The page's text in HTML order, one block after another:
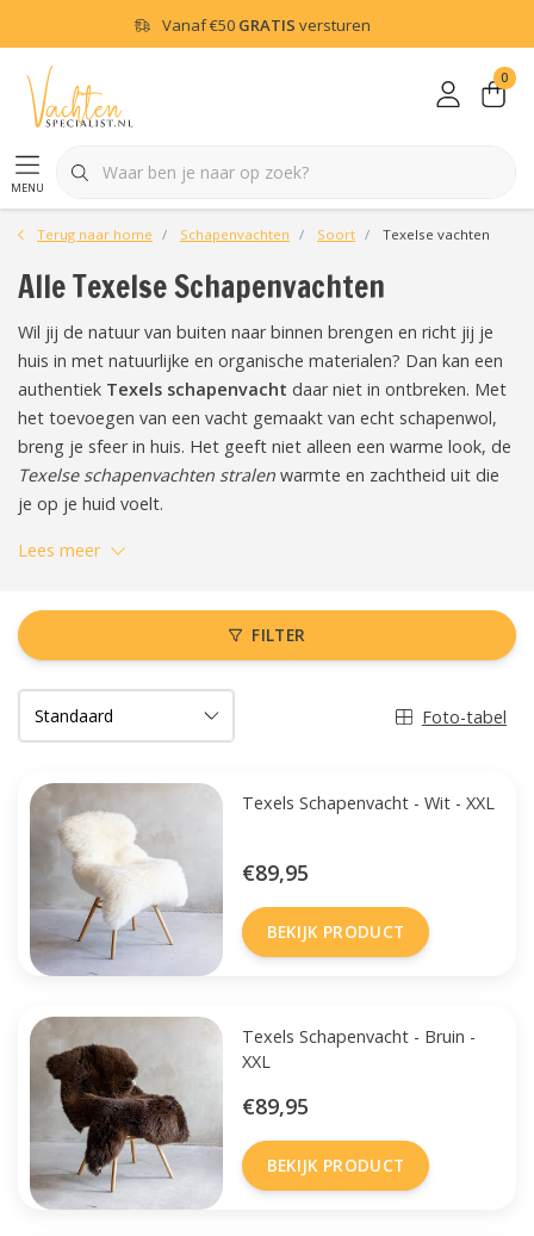
Vanaf€50 GRATIS versturen
menu
0
Terug naar home Schapenvachten Soort Texelse vachten
Alle Texelse Schapenvachten
Wil jij de natuur van buiten naar binnen brengen en richt jij je
huis in met natuurlijke en organische materialen? Dan kan een
authentiek Texels schapenvacht daar niet in ontbreken. Met
het toevoegen van een vacht gemaakt van echt schapenwol,
breng je sfeer in huis. Het geeft niet alleen een warme look, de
Texelse schapenvachten stralen warmte en zachtheid uit die
je op je huid voelt.
Lees meer
FILTER
Foto-tabel
Texels Schapenvacht - Wit - XXL
€89,95
BEKIJK PRODUCT
Texels Schapenvacht - Bruin -
XXL
€89,95
BEKIJK PRODUCT